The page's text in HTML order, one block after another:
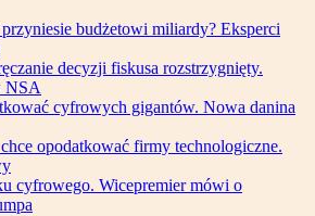
budżetowi miliardy? Eksperci
decyzji fiskusa rozstrzygnięty.
NSA
cyfrowych gigantów. Nowa danina
opodatkować firmy technologiczne.
cyfrowego. Wicepremier mówi o